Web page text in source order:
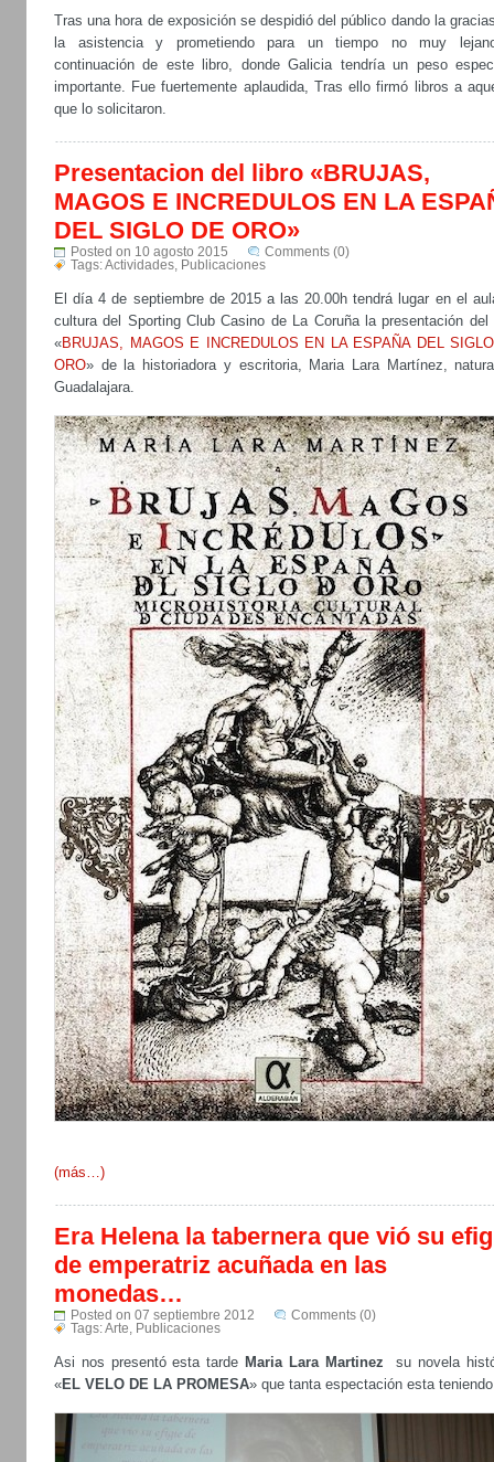
Tras una hora de exposición se despidió del público dando la
la asistencia y prometiendo para un tiempo no muy
continuación de este libro, donde Galicia tendría un peso
importante. Fue fuertemente aplaudida, Tras ello firmó libros a
que lo solicitaron.
Presentacion del libro «BRUJAS,
MAGOS E INCREDULOS EN LA
DEL SIGLO DE ORO»
Posted on 10 agosto 2015
Comments (0)
Tags:Actividades Publicaciones
El día 4 de septiembre de 2015 a las 20.00h tendrá lugar en el
cultura del Sporting Club Casino de La Coruña la presentación del
«BRUJAS, MAGOS E INCREDULOS EN LA ESPAÑA DEL
ORO» de la historiadora y escritoria, Maria Lara Martínez,
Guadalajara.
(más…)
Era Helena la tabernera que vió su
de emperatriz acuñada en las
monedas…
Posted on 07 septiembre 2012
Comments (0)
Tags:Arte Publicaciones
Asi nos presentó esta tarde Maria Lara Martinez su novela
«EL VELO DE LA PROMESA» que tanta espectación esta